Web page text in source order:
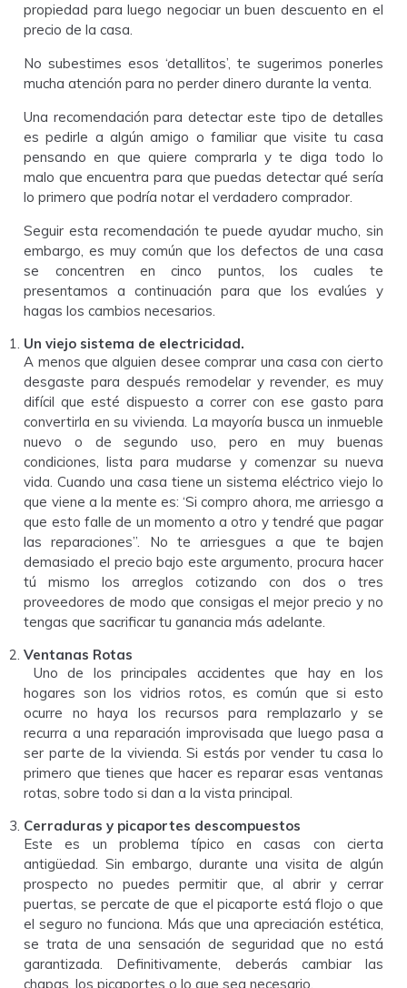
propiedad para luego negociar un buen descuento en el
precio de la casa.
No subestimes esos ‘detallitos’, te sugerimos ponerles
mucha atención para no perder dinero durante la venta.
Una recomendación para detectar este tipo de detalles
es pedirle a algún amigo o familiar que visite tu casa
pensando en que quiere comprarla y te diga todo lo
malo que encuentra para que puedas detectar qué sería
lo primero que podría notar el verdadero comprador.
Seguir esta recomendación te puede ayudar mucho, sin
embargo, es muy común que los defectos de una casa
se concentren en cinco puntos, los cuales te
presentamos a continuación para que los evalúes y
hagas los cambios necesarios.
Un viejo sistema de electricidad.
A menos que alguien desee comprar una casa con cierto
desgaste para después remodelar y revender, es muy
difícil que esté dispuesto a correr con ese gasto para
convertirla en su vivienda. La mayoría busca un inmueble
nuevo o de segundo uso, pero en muy buenas
condiciones, lista para mudarse y comenzar su nueva
vida. Cuando una casa tiene un sistema eléctrico viejo lo
que viene a la mente es: ‘Si compro ahora, me arriesgo a
que esto falle de un momento a otro y tendré que pagar
las reparaciones”. No te arriesgues a que te bajen
demasiado el precio bajo este argumento, procura hacer
tú mismo los arreglos cotizando con dos o tres
proveedores de modo que consigas el mejor precio y no
tengas que sacrificar tu ganancia más adelante.
Ventanas Rotas
Uno de los principales accidentes que hay en los
hogares son los vidrios rotos, es común que si esto
ocurre no haya los recursos para remplazarlo y se
recurra a una reparación improvisada que luego pasa a
ser parte de la vivienda. Si estás por vender tu casa lo
primero que tienes que hacer es reparar esas ventanas
rotas, sobre todo si dan a la vista principal.
Cerraduras y picaportes descompuestos
Este es un problema típico en casas con cierta
antigüedad. Sin embargo, durante una visita de algún
prospecto no puedes permitir que, al abrir y cerrar
puertas, se percate de que el picaporte está flojo o que
el seguro no funciona. Más que una apreciación estética,
se trata de una sensación de seguridad que no está
garantizada. Definitivamente, deberás cambiar las
chapas, los picaportes o lo que sea necesario.